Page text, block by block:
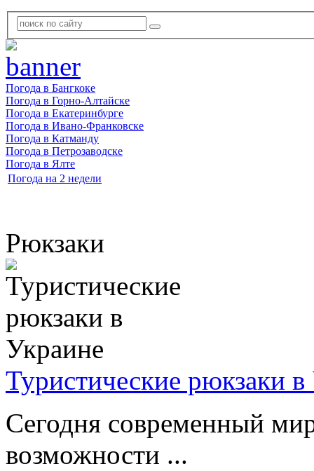
Погода в Бангкоке
Погода в Горно-Алтайске
Погода в Екатеринбурге
Погода в Ивано-Франковске
Погода в Катманду
Погода в Петрозаводске
Погода в Ялте
Погода на 2 недели
Рюкзаки
Туристические рюкзаки
Сегодня современный
возможности ...